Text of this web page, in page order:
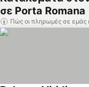
σε Porta Romana
Πώς οι πληρωμές σε εμάς